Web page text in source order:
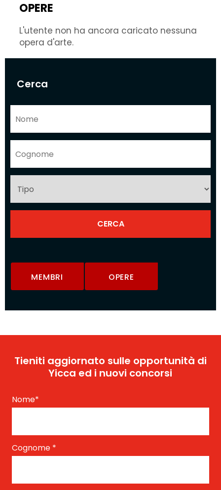
Cerca
MEMBRI OPERE
OPERE
L'utente non ha ancora caricato nessuna
opera d'arte.
Tieniti aggiornato sulle opportunità di
Yicca ed i nuovi concorsi
Nome*
Cognome *